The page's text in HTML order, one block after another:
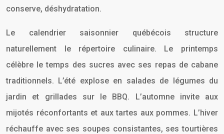
conserve, déshydratation.
Le calendrier saisonnier québécois structure
naturellement le répertoire culinaire. Le printemps
célèbre le temps des sucres avec ses repas de cabane
traditionnels. L’été explose en salades de légumes du
jardin et grillades sur le BBQ. L’automne invite aux
mijotés réconfortants et aux tartes aux pommes. L’hiver
réchauffe avec ses soupes consistantes, ses tourtières